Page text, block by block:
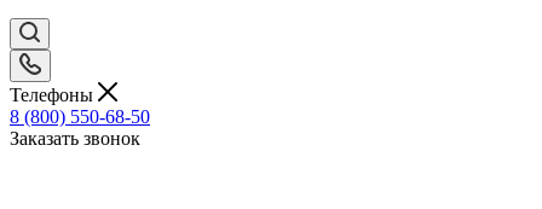
Телефоны
8 (800) 550-68-50
Заказать звонок